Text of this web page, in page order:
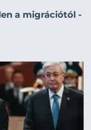
a migrációtól -